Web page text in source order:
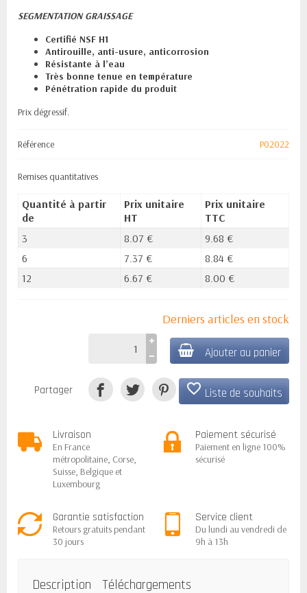
SEGMENTATION GRAISSAGE
Certifié NSF H1
Antirouille, anti-usure, anticorrosion
Résistante à l’eau
Très bonne tenue en température
Pénétration rapide du produit
Prix dégressif.
Référence P02022
Remises quantitatives
Quantité à partir
de
Prix unitaire
HT
Prix unitaire
TTC
3
8.07 €
9.68 €
6
7.37 €
8.84 €
12
6.67 € 8.00 €
Derniers articles en stock
Ajouter au panier
favorite_border Liste de souhaits
Partager
Livraison
En France
métropolitaine, Corse,
Suisse, Belgique et
Luxembourg
Paiement sécurisé
Paiement en ligne 100%
sécurisé
Garantie satisfaction
Retours gratuits pendant
30 jours
Service client
Du lundi au vendredi de
9h à 13h
Description Téléchargements